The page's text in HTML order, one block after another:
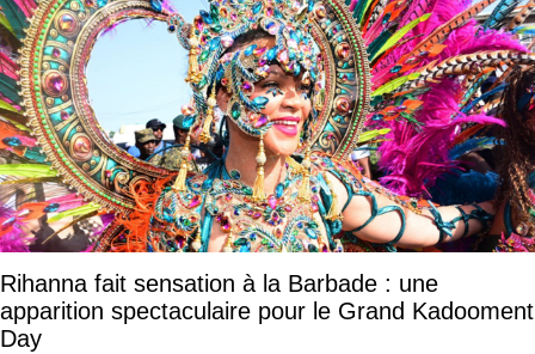
Rihanna fait sensation à la Barbade : une
apparition spectaculaire pour le Grand Kadooment
Day